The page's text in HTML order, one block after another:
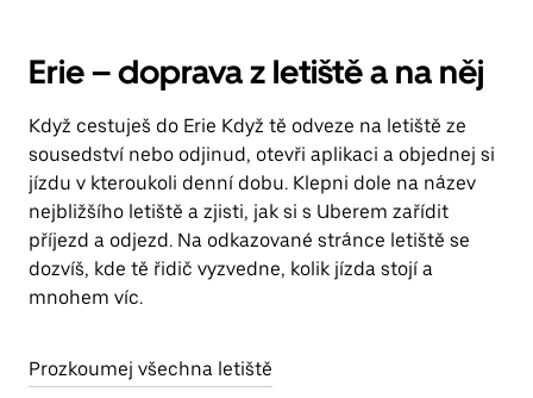
Erie – doprava z letiště a na něj
Když cestuješ do Erie Když tě odveze na letiště ze
sousedství nebo odjinud, otevři aplikaci a objednej si
jízdu v kteroukoli denní dobu. Klepni dole na název
nejbližšího letiště a zjisti, jak si s Uberem zařídit
příjezd a odjezd. Na odkazované stránce letiště se
dozvíš, kde tě řidič vyzvedne, kolik jízda stojí a
mnohem víc.
Prozkoumej všechna letiště